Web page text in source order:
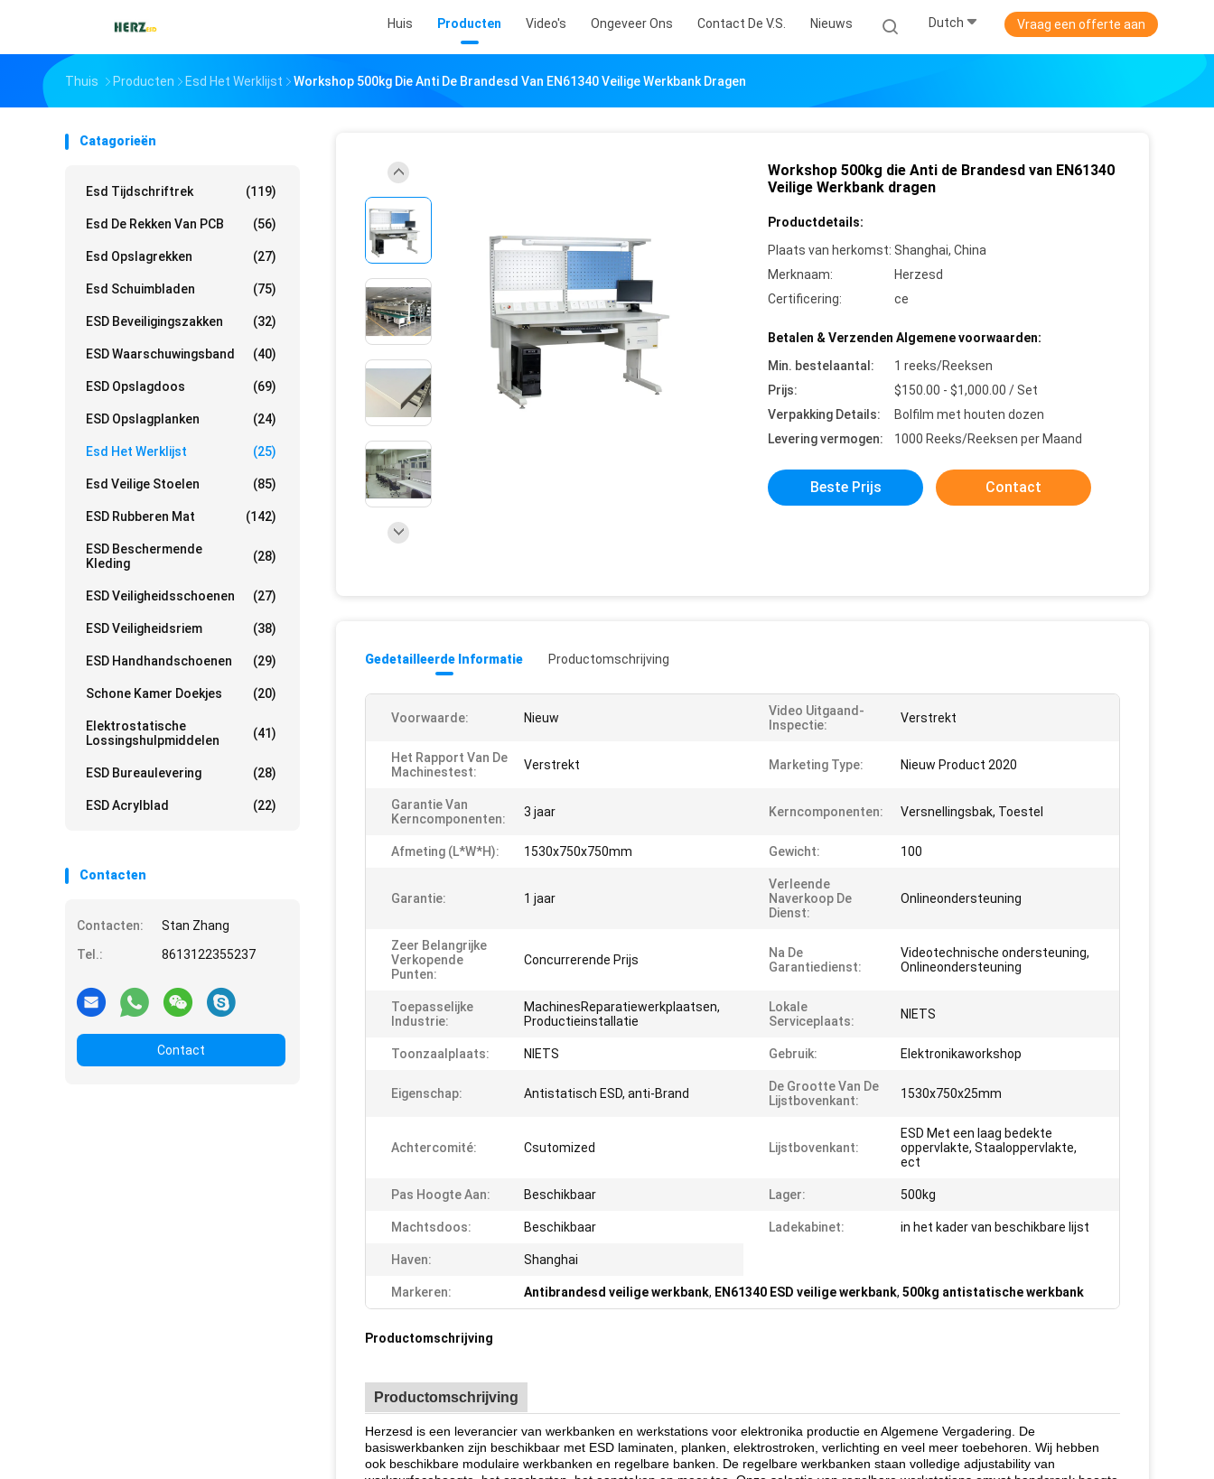
Huis Producten Video's Ongeveer Ons Contact De V.S. Nieuws Dutch Vraag een offerte aan
Thuis Producten Esd Het Werklijst Workshop 500kg Die Anti De Brandesd Van EN61340 Veilige Werkbank Dragen
Catagorieën
Esd Tijdschriftrek (119)
Esd De Rekken Van PCB (56)
Esd Opslagrekken (27)
Esd Schuimbladen (75)
ESD Beveiligingszakken (32)
ESD Waarschuwingsband (40)
ESD Opslagdoos (69)
ESD Opslagplanken (24)
Esd Het Werklijst (25)
Esd Veilige Stoelen (85)
ESD Rubberen Mat (142)
ESD Beschermende
Kleding
(28)
ESD Veiligheidsschoenen (27)
ESD Veiligheidsriem (38)
ESD Handhandschoenen (29)
Schone Kamer Doekjes (20)
Elektrostatische
Lossingshulpmiddelen
(41)
ESD Bureaulevering (28)
ESD Acrylblad (22)
Contacten
Contacten:
Stan Zhang
Tel.:
8613122355237
Contact
Workshop 500kg die Anti de Brandesd van EN61340
Veilige Werkbank dragen
Productdetails:
Plaats van herkomst: Shanghai, China
Merknaam:
Herzesd
Certificering:
ce
Betalen & Verzenden Algemene voorwaarden:
Min. bestelaantal:
1 reeks/Reeksen
Prijs:
$150.00 - $1,000.00 / Set
Verpakking Details:
Bolfilm met houten dozen
Levering vermogen:
1000 Reeks/Reeksen per Maand
Beste Prijs Contact
Gedetailleerde Informatie Productomschrijving
Voorwaarde: Nieuw
Video Uitgaand-
Inspectie:
Verstrekt
Het Rapport Van De
Machinestest:
Verstrekt Marketing Type: Nieuw Product 2020
Garantie Van
Kerncomponenten:
3 jaar Kerncomponenten: Versnellingsbak, Toestel
Afmeting (L*W*H): 1530x750x750mm Gewicht: 100
Garantie: 1 jaar
Verleende
Naverkoop De
Dienst:
Onlineondersteuning
Zeer Belangrijke
Verkopende
Punten:
Concurrerende Prijs
Na De
Garantiedienst:
Videotechnische ondersteuning,
Onlineondersteuning
Toepasselijke
Industrie:
MachinesReparatiewerkplaatsen,
Productieinstallatie
Lokale
Serviceplaats:
NIETS
Toonzaalplaats: NIETS Gebruik: Elektronikaworkshop
Eigenschap: Antistatisch ESD, anti-Brand
De Grootte Van De
Lijstbovenkant:
1530x750x25mm
Achtercomité: Csutomized Lijstbovenkant:
ESD Met een laag bedekte
oppervlakte, Staaloppervlakte,
ect
Pas Hoogte Aan: Beschikbaar Lager: 500kg
Machtsdoos: Beschikbaar Ladekabinet: in het kader van beschikbare lijst
Haven: Shanghai
Markeren: Antibrandesd veilige werkbank, EN61340 ESD veilige werkbank, 500kg antistatische werkbank
Productomschrijving
Productomschrijving
Herzesd is een leverancier van werkbanken en werkstations voor elektronika productie en Algemene Vergadering. De
basiswerkbanken zijn beschikbaar met ESD laminaten, planken, elektrostroken, verlichting en veel meer toebehoren. Wij hebben
ook beschikbare modulaire werkbanken en regelbare banken. De regelbare werkbanken staan volledige adjustability van